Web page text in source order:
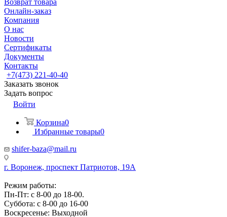
Возврат товара
Онлайн-заказ
Компания
О нас
Новости
Сертификаты
Документы
Контакты
+7(473) 221-40-40
Заказать звонок
Задать вопрос
Войти
Корзина0
Избранные товары0
shifer-baza@mail.ru
г. Воронеж, проспект Патриотов, 19А
Режим работы:
Пн-Пт: с 8-00 до 18-00.
Суббота: с 8-00 до 16-00
Воскресенье: Выходной